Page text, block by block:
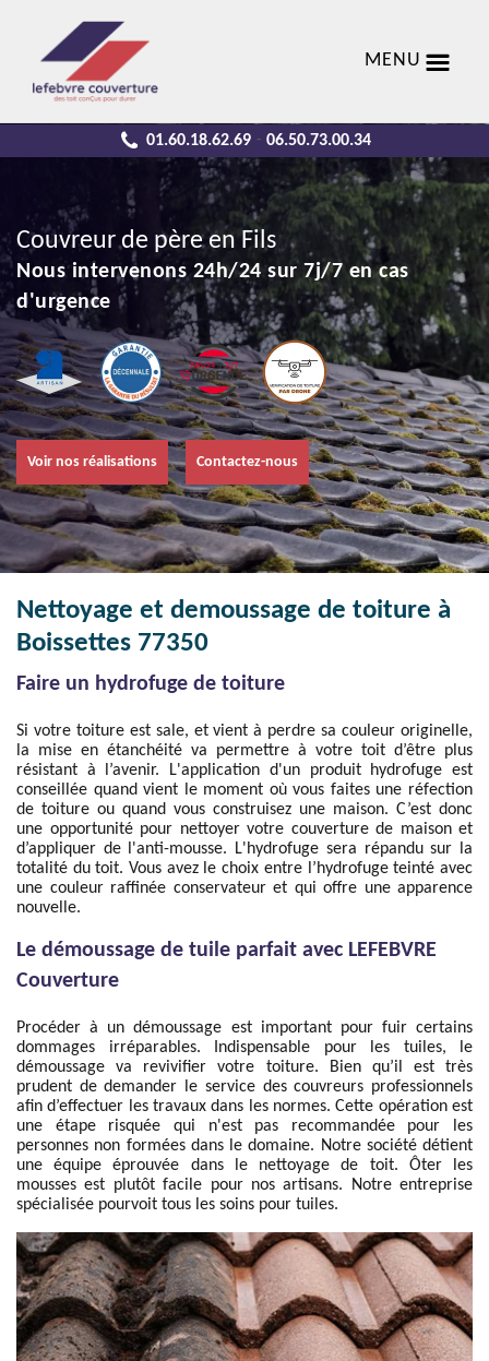
MENU
01.60.18.62.69 - 06.50.73.00.34
Couvreur de père en Fils
Nous intervenons 24h/24 sur 7j/7 en cas
d'urgence
Voir nos réalisations Contactez-nous
Nettoyage et demoussage de toiture à
Boissettes 77350
Faire un hydrofuge de toiture
Si votre toiture est sale, et vient à perdre sa couleur originelle,
la mise en étanchéité va permettre à votre toit d’être plus
résistant à l’avenir. L'application d'un produit hydrofuge est
conseillée quand vient le moment où vous faites une réfection
de toiture ou quand vous construisez une maison. C’est donc
une opportunité pour nettoyer votre couverture de maison et
d’appliquer de l'anti-mousse. L'hydrofuge sera répandu sur la
totalité du toit. Vous avez le choix entre l’hydrofuge teinté avec
une couleur raffinée conservateur et qui offre une apparence
nouvelle.
Le démoussage de tuile parfait avec LEFEBVRE
Couverture
Procéder à un démoussage est important pour fuir certains
dommages irréparables. Indispensable pour les tuiles, le
démoussage va revivifier votre toiture. Bien qu’il est très
prudent de demander le service des couvreurs professionnels
afin d’effectuer les travaux dans les normes. Cette opération est
une étape risquée qui n'est pas recommandée pour les
personnes non formées dans le domaine. Notre société détient
une équipe éprouvée dans le nettoyage de toit. Ôter les
mousses est plutôt facile pour nos artisans. Notre entreprise
spécialisée pourvoit tous les soins pour tuiles.